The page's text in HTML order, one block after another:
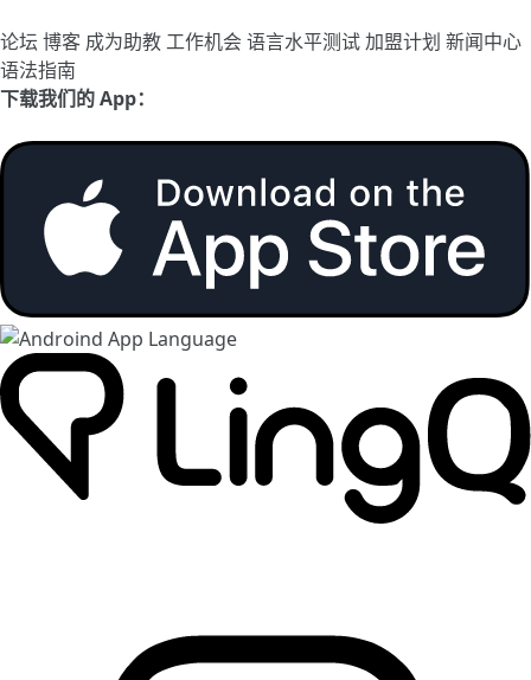
论坛 博客 成为助教工作机会语言水平测试加盟计划 新闻中心
语法指南
下载我们的 App：